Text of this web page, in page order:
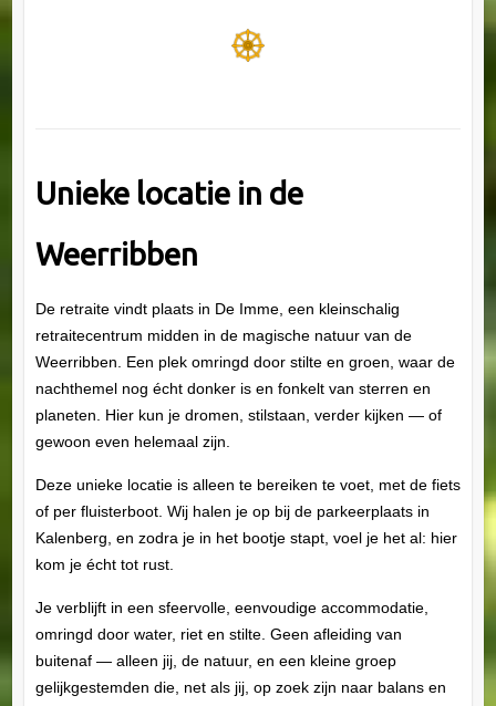
Unieke locatie in de
Weerribben
De retraite vindt plaats in De Imme, een kleinschalig
retraitecentrum midden in de magische natuur van de
Weerribben. Een plek omringd door stilte en groen, waar de
nachthemel nog écht donker is en fonkelt van sterren en
planeten. Hier kun je dromen, stilstaan, verder kijken — of
gewoon even helemaal zijn.
Deze unieke locatie is alleen te bereiken te voet, met de fiets
of per fluisterboot. Wij halen je op bij de parkeerplaats in
Kalenberg, en zodra je in het bootje stapt, voel je het al: hier
kom je écht tot rust.
Je verblijft in een sfeervolle, eenvoudige accommodatie,
omringd door water, riet en stilte. Geen afleiding van
buitenaf — alleen jij, de natuur, en een kleine groep
gelijkgestemden die, net als jij, op zoek zijn naar balans en